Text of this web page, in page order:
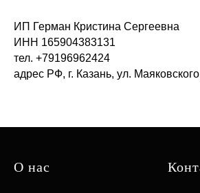
ИП Герман Кристина Сергеевна
ИНН 165904383131
тел. +79196962424
адрес РФ, г. Казань, ул.
О нас